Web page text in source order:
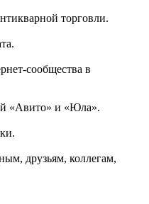
торговли.
сообщества в
«Авито» и «Юла».
друзьям, коллегам,